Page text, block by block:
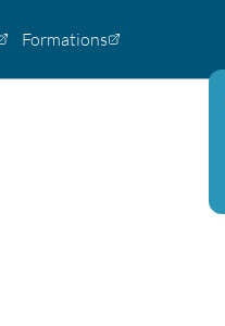
Formations